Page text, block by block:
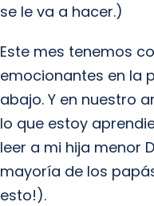
se le va a hacer.)
Este mes tenemos
emocionantes en la
abajo. Y en nuestro
lo que estoy
leer a mi hija menor
mayoría de los
esto!).